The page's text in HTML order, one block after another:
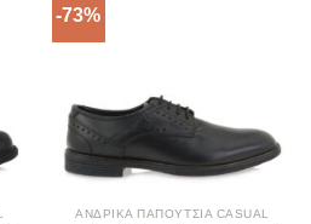
-73%
ΑΝΔΡΙΚΆ ΠΑΠΟΎΤΣΙΑ CASUAL